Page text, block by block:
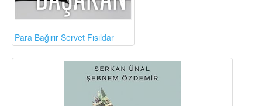
Para Bağırır Servet Fısıldar